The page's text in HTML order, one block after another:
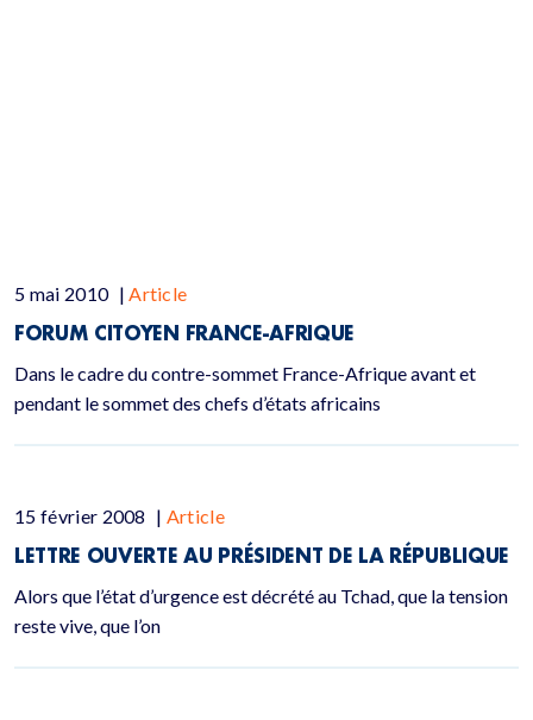
5 mai 2010 | Article
FORUM CITOYEN FRANCE-AFRIQUE
Dans le cadre du contre-sommet France-Afrique avant et
pendant le sommet des chefs d’états africains
15 février 2008 | Article
LETTRE OUVERTE AU PRÉSIDENT DE LA RÉPUBLIQUE
Alors que l’état d’urgence est décrété au Tchad, que la tension
reste vive, que l’on